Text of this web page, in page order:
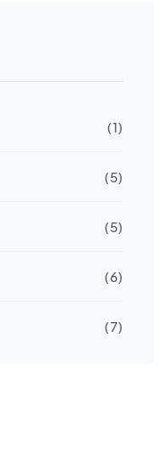
(1)
(5)
(5)
(6)
(7)